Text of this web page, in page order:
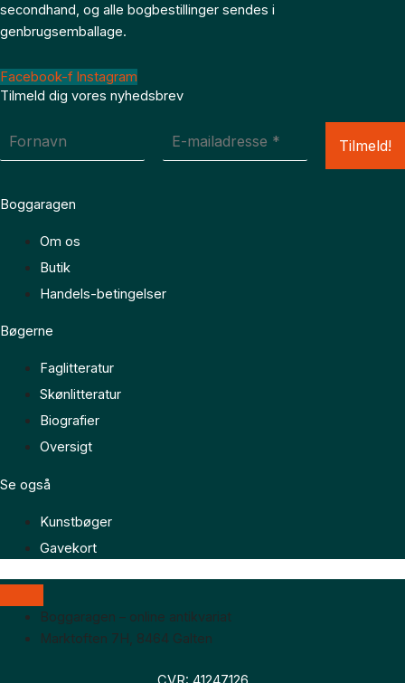
secondhand, og alle bogbestillinger sendes i
genbrugsemballage.
Facebook-f Instagram
Tilmeld dig vores nyhedsbrev
Boggaragen
Om os
Butik
Handels-betingelser
Bøgerne
Faglitteratur
Skønlitteratur
Biografier
Oversigt
Se også
Kunstbøger
Gavekort
Boggaragen – online antikvariat
Marktoften 7H, 8464 Galten